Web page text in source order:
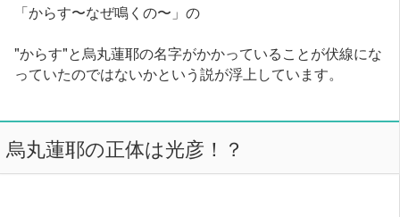
「からす〜なぜ鳴くの〜」の
"からす"と烏丸蓮耶の名字がかかっていることが伏線にな
っていたのではないかという説が浮上しています。
烏丸蓮耶の正体は光彦！？